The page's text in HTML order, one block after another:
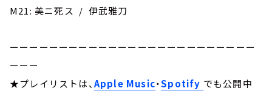
M21: 美ニ死ス / 伊武雅刀
ーーーーーーーーーーーーーーーーーーーーーーーーー
ーーー
★プレイリストは、Apple Music・Spotify でも公開中